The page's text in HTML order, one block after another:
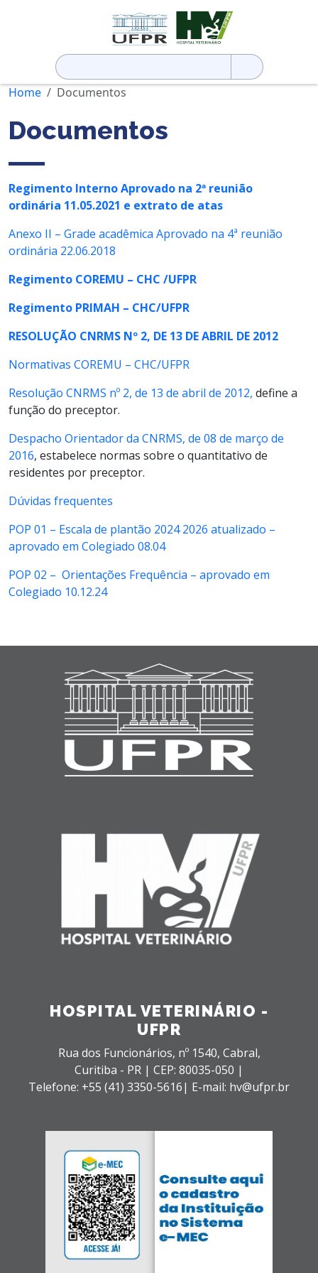
Pesquisar
por:
Home
Documentos
Documentos
Regimento Interno Aprovado na 2ª reunião
ordinária 11.05.2021 e extrato de atas
Anexo II – Grade acadêmica Aprovado na 4ª reunião
ordinária 22.06.2018
Regimento COREMU – CHC /UFPR
Regimento PRIMAH – CHC/UFPR
RESOLUÇÃO CNRMS Nº 2, DE 13 DE ABRIL DE 2012
Normativas COREMU – CHC/UFPR
Resolução CNRMS nº 2, de 13 de abril de 2012, define a
função do preceptor.
Despacho Orientador da CNRMS, de 08 de março de
2016, estabelece normas sobre o quantitativo de
residentes por preceptor.
Dúvidas frequentes
POP 01 – Escala de plantão 2024 2026 atualizado –
aprovado em Colegiado 08.04
POP 02 – Orientações Frequência – aprovado em
Colegiado 10.12.24
HOSPITAL VETERINÁRIO -
UFPR
Rua dos Funcionários, nº 1540, Cabral,
Curitiba - PR | CEP: 80035-050 |
Telefone: +55 (41) 3350-5616| E-mail: hv@ufpr.br